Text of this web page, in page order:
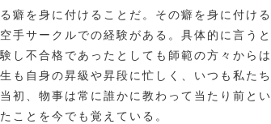
癖を身に付けることだ。その癖を身に付ける
手サークルでの経験がある。具体的に言うと
し不合格であったとしても師範の方々からは
も自身の昇級や昇段に忙しく、いつも私たち
初、物事は常に誰かに教わって当たり前とい
ことを今でも覚えている。